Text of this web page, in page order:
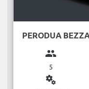
PERODUA
group
5
miscellaneous_services